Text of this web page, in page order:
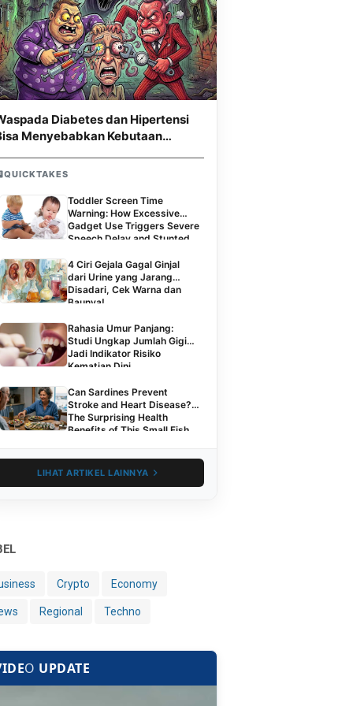
Diabetes dan Hipertensi
Menyebabkan Kebutaan
QUICKTAKES
Toddler Screen Time
Warning: How Excessive
Gadget Use Triggers Severe
Speech Delay and Stunted
4 Ciri Gejala Gagal Ginjal
dari Urine yang Jarang
Disadari, Cek Warna dan
Baunya!
Rahasia Umur Panjang:
Studi Ungkap Jumlah Gigi
Jadi Indikator Risiko
Kematian Dini
Can Sardines Prevent
Stroke and Heart Disease?
The Surprising Health
Benefits of This Small Fish
LIHAT ARTIKEL LAINNYA
Crypto Economy
Regional Techno
O UPDATE